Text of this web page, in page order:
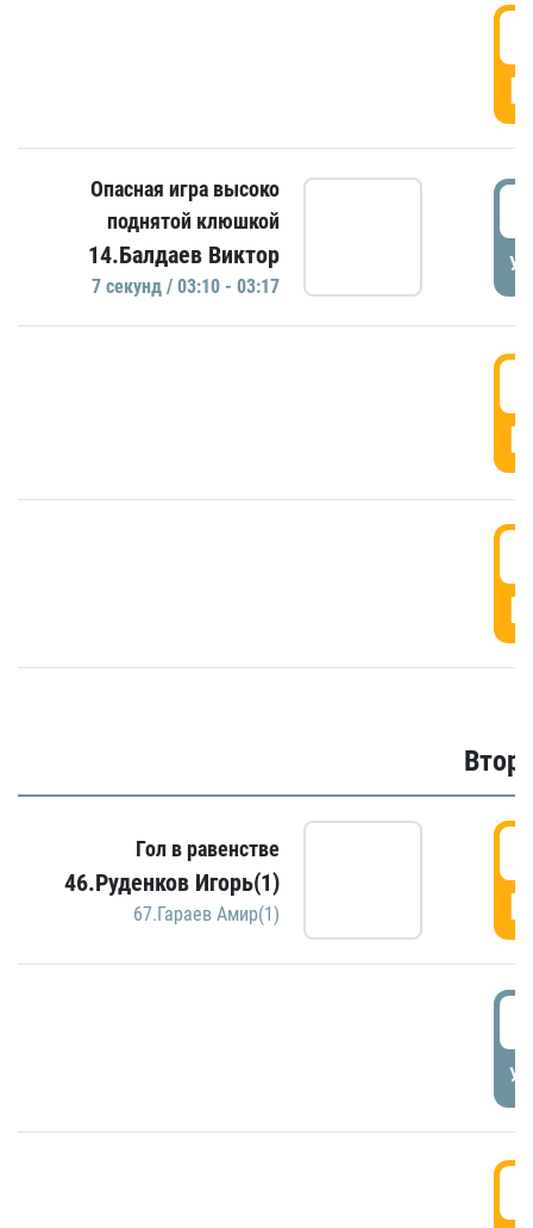
Опасная игра высоко
поднятой клюшкой
14.Балдаев Виктор
7 секунд / 03:10 - 03:17
Гол в равенстве
46.Руденков Игорь(1)
67.Гараев Амир(1)